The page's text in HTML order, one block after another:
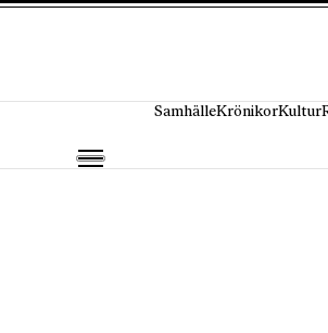
SamhälleKrönikorKultur